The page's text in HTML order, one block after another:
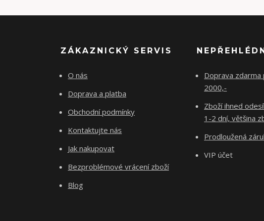
ZÁKAZNICKÝ SERVIS
O nás
Doprava a platba
Obchodní podmínky
Kontaktujte nás
Jak nakupovat
Bezproblémové vrácení zboží
Blog
Doprava zdarma
2000,-
Zboží ihned
1-2 dní, většina
Prodloužená
VIP účet